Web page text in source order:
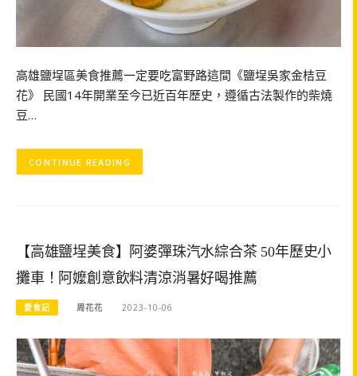
高雄鹽埕區美食推薦一定要吃富野路這間《鹽埕吳家金桔豆
花》 民國14年開業至今已近百年歷史，遵循古法製作的柴燒
豆…
CONTINUE READING
【高雄鹽埕美食】阿婆彈珠汽水綜合茶 50年歷史小
攤車！阿嬤創意飲料清涼消暑好喝推薦
愛食記 周花花 2023-10-06